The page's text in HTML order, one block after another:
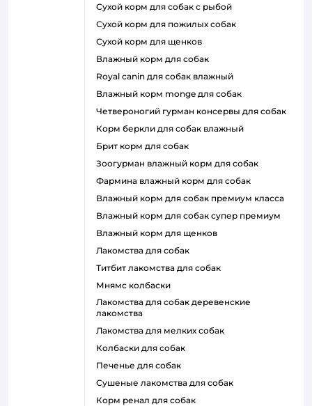
сухой корм для собак с рыбой
сухой корм для пожилых собак
сухой корм для щенков
влажный корм для собак
royal canin для собак влажный
влажный корм monge для собак
четвероногий гурман консервы для собак
корм беркли для собак влажный
брит корм для собак
зоогурман влажный корм для собак
фармина влажный корм для собак
влажный корм для собак премиум класса
влажный корм для собак супер премиум
влажный корм для щенков
лакомства для собак
титбит лакомства для собак
мнямс колбаски
лакомства для собак деревенские
лакомства
лакомства для мелких собак
колбаски для собак
печенье для собак
сушеные лакомства для собак
корм ренал для собак